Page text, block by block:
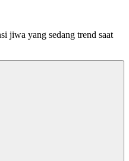
jiwa yang sedang trend saat